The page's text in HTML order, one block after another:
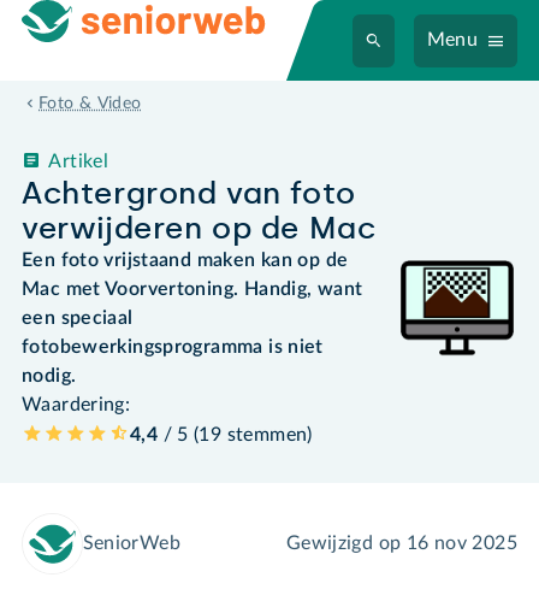
Menu
Foto & Video
Achtergrond van foto
verwijderen op de Mac
Artikel
Een foto vrijstaand maken kan op de
Mac met Voorvertoning. Handig, want
een speciaal
fotobewerkingsprogramma is niet
nodig.
Waardering:
4,4 / 5 (19 stemmen)
SeniorWeb Gewijzigd op 16 nov 2025